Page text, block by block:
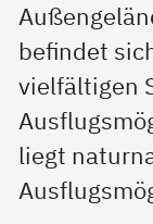
befindet
vielfältigen
liegt